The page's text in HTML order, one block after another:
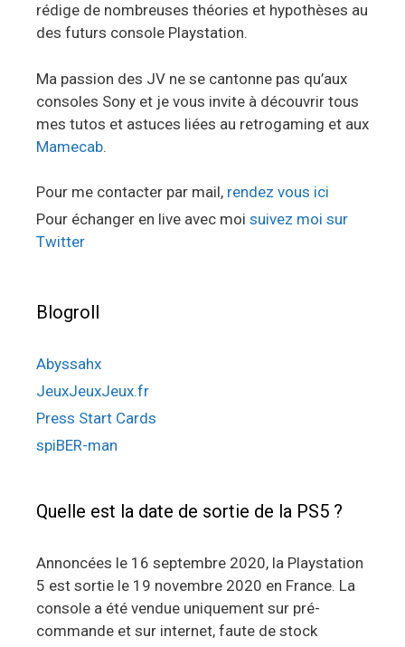
rédige de nombreuses théories et hypothèses au
des futurs console Playstation.
Ma passion des JV ne se cantonne pas qu’aux
consoles Sony et je vous invite à découvrir tous
mes tutos et astuces liées au retrogaming et aux
Mamecab.
Pour me contacter par mail, rendez vous ici
Pour échanger en live avec moi suivez moi sur
Twitter
Blogroll
Abyssahx
JeuxJeuxJeux.fr
Press Start Cards
spiBER-man
Quelle est la date de sortie de la PS5 ?
Annoncées le 16 septembre 2020, la Playstation
5 est sortie le 19 novembre 2020 en France. La
console a été vendue uniquement sur pré-
commande et sur internet, faute de stock